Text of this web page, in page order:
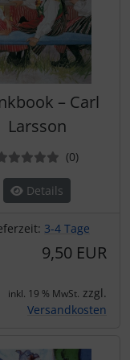
– Carl
Larsson
(0)
Details
3-4 Tage
9,50 EUR
inkl. 19 % MwSt. zzgl.
Versandkosten